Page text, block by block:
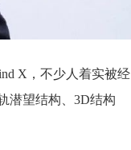
X，不少人着实被经
潜望结构、3D结构